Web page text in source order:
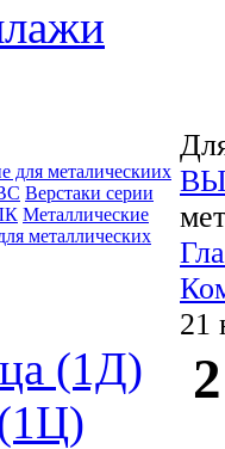
для металическиих
Верстаки серии
Металлические
металлических
(1Д)
21